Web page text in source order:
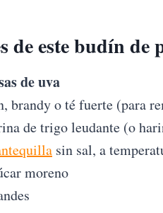
de estebudín de
de uva
brandy o té fuerte (para
de trigo leudante (o
sin sal, a
moreno